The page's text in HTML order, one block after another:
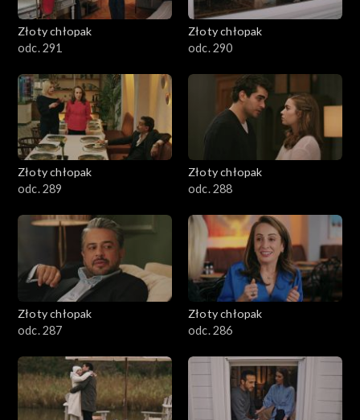
Złoty chłopak
odc. 291
Złoty chłopak
odc. 290
Złoty chłopak
odc. 289
Złoty chłopak
odc. 288
Złoty chłopak
odc. 287
Złoty chłopak
odc. 286